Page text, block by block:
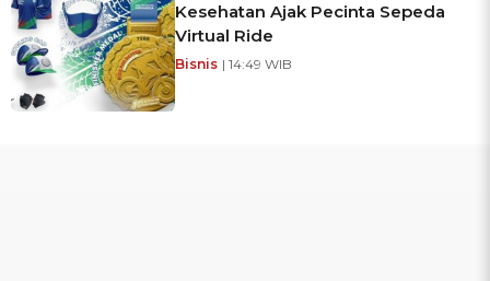
Kesehatan Ajak Pecinta Sepeda
Virtual Ride
Bisnis | 14:49 WIB